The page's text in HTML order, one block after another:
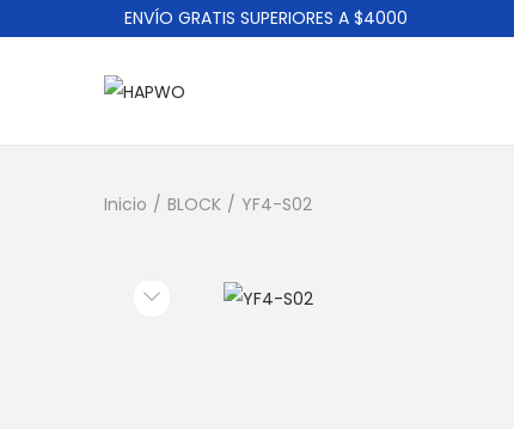
ENVÍO GRATIS SUPERIORES A $4000
Inicio / BLOCK / YF4-S02